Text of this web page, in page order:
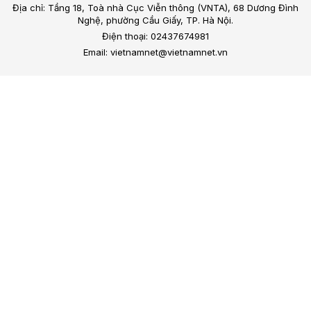
Địa chỉ: Tầng 18, Toà nhà Cục Viễn thông (VNTA), 68 Dương Đình
Nghệ, phường Cầu Giấy, TP. Hà Nội.
Điện thoại: 02437674981
Email: vietnamnet@vietnamnet.vn